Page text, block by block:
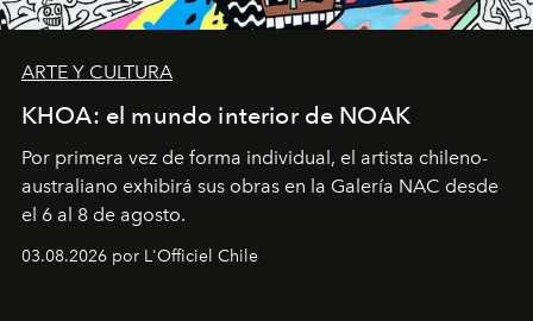
ARTE Y CULTURA
KHOA: el mundo interior de NOAK
Por primera vez de forma individual, el artista chileno-
australiano exhibirá sus obras en la Galería NAC desde
el 6 al 8 de agosto.
03.08.2026 por L'Officiel Chile